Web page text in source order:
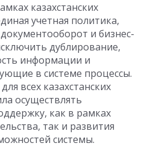
казахстанских
учетная политика,
и бизнес-
дублирование,
информации и
в системе процессы.
всех казахстанских
осуществлять
как в рамках
так и развития
системы.